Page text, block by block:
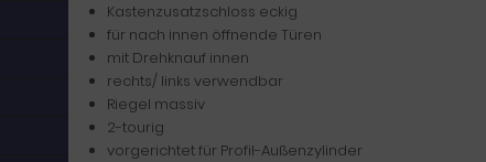
Kastenzusatzschloss eckig
für nach innen öffnende Türen
mit Drehknauf innen
rechts/ links verwendbar
Riegel massiv
2-tourig
vorgerichtet für Profil-Außenzylinder